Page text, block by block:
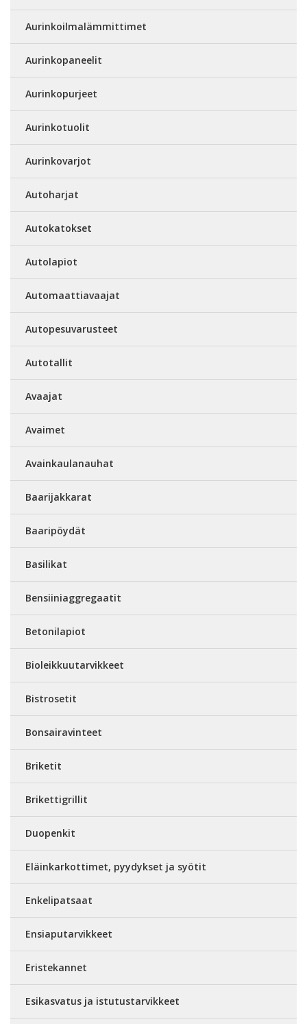
Aurinkoilmalämmittimet
Aurinkopaneelit
Aurinkopurjeet
Aurinkotuolit
Aurinkovarjot
Autoharjat
Autokatokset
Autolapiot
Automaattiavaajat
Autopesuvarusteet
Autotallit
Avaajat
Avaimet
Avainkaulanauhat
Baarijakkarat
Baaripöydät
Basilikat
Bensiiniaggregaatit
Betonilapiot
Bioleikkuutarvikkeet
Bistrosetit
Bonsairavinteet
Briketit
Brikettigrillit
Duopenkit
Eläinkarkottimet, pyydykset ja syötit
Enkelipatsaat
Ensiaputarvikkeet
Eristekannet
Esikasvatus ja istutustarvikkeet